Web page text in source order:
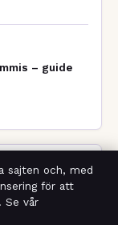
– guide
sajten och, med
för att
Se vår